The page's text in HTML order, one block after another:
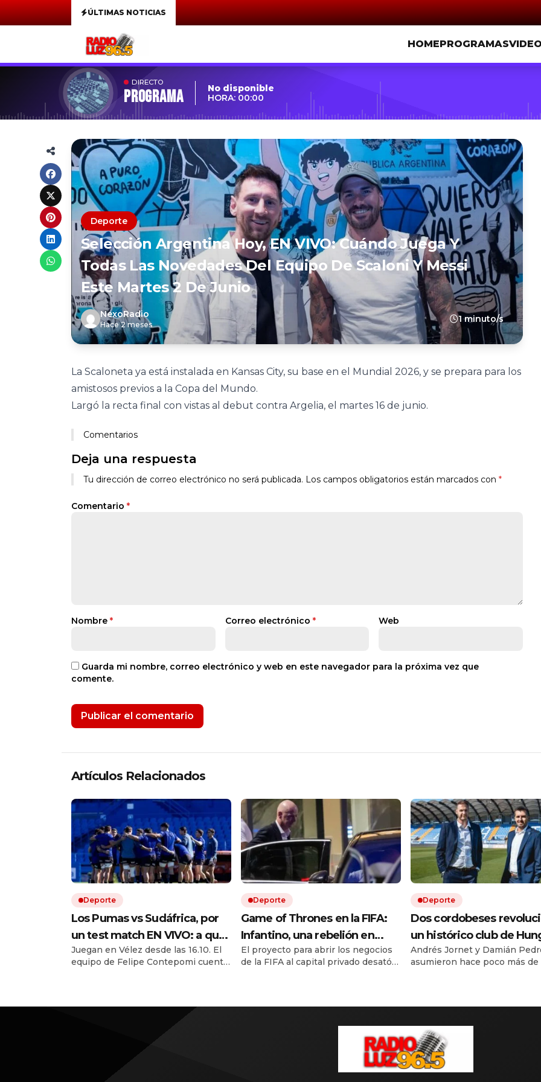
ÚLTIMAS NOTICIAS
HOMEPROGRAMAS
DIRECTO
Programa
No disponible
HORA: 00:00
Deporte
Selección Argentina Hoy, EN VIVO: Cuándo Juega Y
Todas Las Novedades Del Equipo De Scaloni Y Messi
Este Martes 2 De Junio
NexoRadio
Hace 2 meses
1 minuto/s
La Scaloneta ya está instalada en Kansas City, su base en el Mundial 2026, y se prepara para los
amistosos previos a la Copa del Mundo.
Largó la recta final con vistas al debut contra Argelia, el martes 16 de junio.
Comentarios
Deja una respuesta
Tu dirección de correo electrónico no será publicada. Los campos obligatorios están marcados con *
Comentario *
Nombre * Correo electrónico * Web
Guarda mi nombre, correo electrónico y web en este navegador para la próxima vez que
comente.
Artículos Relacionados
Deporte
Los Pumas vs Sudáfrica, por
un test match EN VIVO: a qué
hora juegan, formaciones y
cómo ver el partido
Juegan en Vélez desde las 16.10. El
equipo de Felipe Contepomi cuenta
Deporte
Game of Thrones en la FIFA:
Infantino, una rebelión en
marcha y la batalla por el trono
El proyecto para abrir los negocios
de la FIFA al capital privado desató
cierran filas alrededor de su
Deporte
Dos cordobeses
un histórico club de
con una fórmula
Andrés Jornet y Damián
asumieron hace poco más de
El proyecto apuesta por
cuatro compatriotas en el